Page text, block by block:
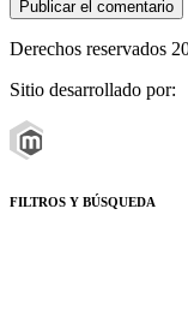
Derechos reservados
Sitio desarrollado por:
FILTROS Y BÚSQUEDA